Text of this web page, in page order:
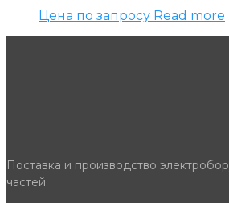
Цена по запросу Read more
Поставка и производство
частей